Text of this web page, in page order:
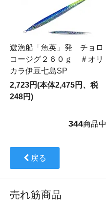
遊漁船「魚英」発 チョロ
コージグ２６０ｇ ＃オリ
カラ伊豆七島SP
2,723円(本体2,475円、税
248円)
344商品中
戻る
売れ筋商品